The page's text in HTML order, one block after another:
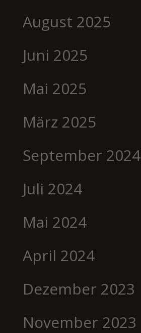
August 2025
Juni 2025
Mai 2025
März 2025
September 2024
Juli 2024
Mai 2024
April 2024
Dezember 2023
November 2023